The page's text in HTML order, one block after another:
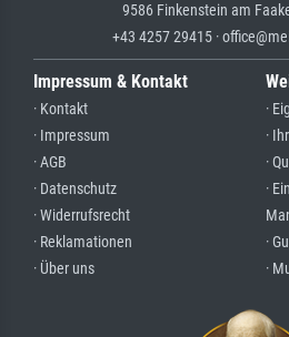
9586 Finkenstein am
+43 4257 29415 ·
Impressum & Kontakt
· Kontakt
· Impressum
· AGB
· Datenschutz
· Widerrufsrecht
· Reklamationen
· Über uns
·
·
·
·
·
·